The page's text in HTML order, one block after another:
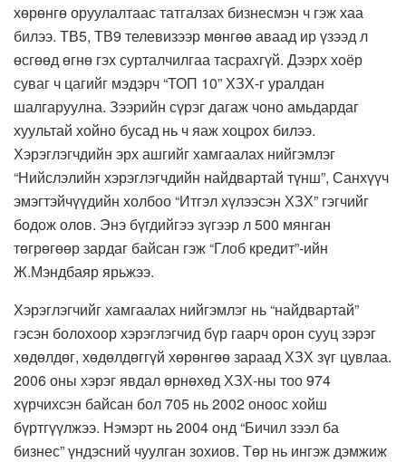
хөрөнгө оруулалтаас татгалзах бизнесмэн ч гэж хаа
билээ. ТВ5, ТВ9 телевизээр мөнгөө аваад ир үзээд л
өсгөөд өгнө гэх сурталчилгаа тасрахгүй. Дээрх хоёр
суваг ч цагийг мэдэрч “ТОП 10” ХЗХ-г уралдан
шалгаруулна. Зээрийн сүрэг дагаж чоно амьдардаг
хуультай хойно бусад нь ч яаж хоцрох билээ.
Хэрэглэгчдийн эрх ашгийг хамгаалах нийгэмлэг
“Нийслэлийн хэрэглэгчдийн найдвартай түнш”, Санхүүч
эмэгтэйчүүдийн холбоо “Итгэл хүлээсэн ХЗХ” гэгчийг
бодож олов. Энэ бүгдийгээ зүгээр л 500 мянган
төгрөгөөр зардаг байсан гэж “Глоб кредит”-ийн
Ж.Мэндбаяр ярьжээ.
Хэрэглэгчийг хамгаалах нийгэмлэг нь “найдвартай”
гэсэн болохоор хэрэглэгчид бүр гаарч орон сууц зэрэг
хөдөлдөг, хөдөлдөггүй хөрөнгөө зараад ХЗХ зүг цувлаа.
2006 оны хэрэг явдал өрнөхөд ХЗХ-ны тоо 974
хүрчихсэн байсан бол 705 нь 2002 оноос хойш
бүртгүүлжээ. Нэмэрт нь 2004 онд “Бичил зээл ба
бизнес” үндэсний чуулган зохиов. Төр нь ингэж дэмжиж